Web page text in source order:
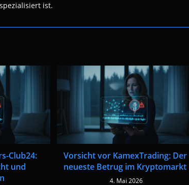
ist.
Club24:
und
Vorsicht vor KamexTrading: Der
neueste Betrug im Kryptomarkt
4. Mai 2026